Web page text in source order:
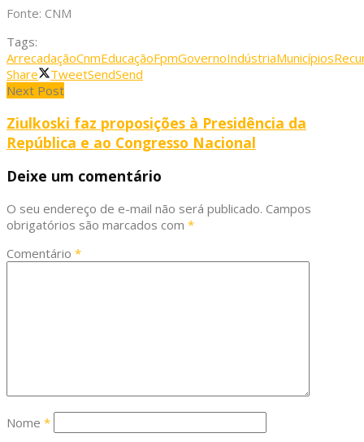
Fonte: CNM
Tags:
ArrecadaçãoCnmEducaçãoFpmGovernoIndústriaMunicípios
Share
TweetSendSend
Next Post
Ziulkoski faz proposições à Presidência da
República e ao Congresso Nacional
Deixe um comentário
O seu endereço de e-mail não será publicado. Campos
obrigatórios são marcados com *
Comentário *
Nome *